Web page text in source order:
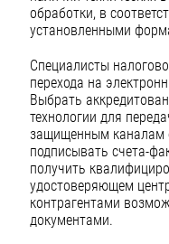
обработки, в
установленными
Специалисты
перехода на
Выбрать
технологии для
защищенным каналам
подписывать счета-
получить
удостоверяющем
контрагентами
документами.